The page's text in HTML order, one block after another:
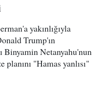
yakınlığıyla
Trump'ın
Binyamin Netanyahu'nun
"Hamas yanlısı"